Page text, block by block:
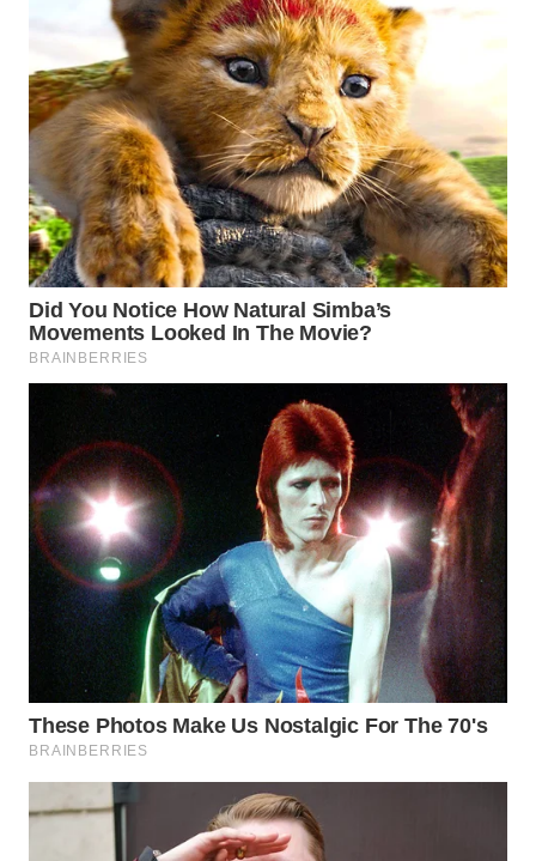
WN
SEMARANG
WN
SOLO
WN
BOROBUDUR
WN
MADURA
SURABAYA
WN
NATUNA
WN
BINTAN
WN
MANDALIKA
WN
LIKUPANG